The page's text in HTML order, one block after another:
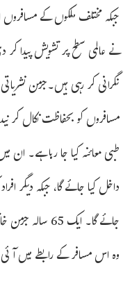
جبکہ مختلف ملکوں کے مسافروں
نے عالمی سطح پر تشویش پیدا
نگرانی کر رہی ہیں۔جرمن
مسافروں کو بحفاظت نکال کر
طبی معائنہ کیا جا رہا ہے۔
داخل کیا جائے گا، جبکہ دیگر
جائے گا۔ ایک
وہ اس مسافر کے رابطے میں